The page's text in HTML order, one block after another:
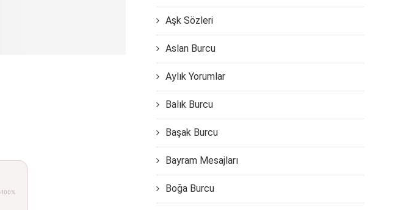
100%
Aşk Sözleri
Aslan Burcu
Aylık Yorumlar
Balık Burcu
Başak Burcu
Bayram Mesajları
Boğa Burcu